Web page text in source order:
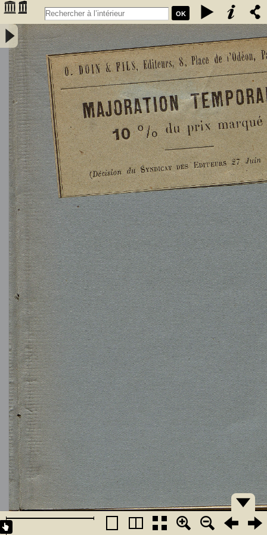
OK
L'Astronomie, observations, théorie et vulgarisation générale / par
Marcel Moye,... - Moye, Marcel (1873-1939). Auteur